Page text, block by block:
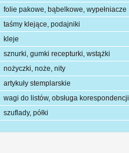
folie pakowe, bąbelkowe, wypełniacze
taśmy klejące, podajniki
kleje
sznurki, gumki recepturki, wstążki
nożyczki, noże, nity
artykuły stemplarskie
wagi do listów, obsługa korespondencji
szuflady, półki